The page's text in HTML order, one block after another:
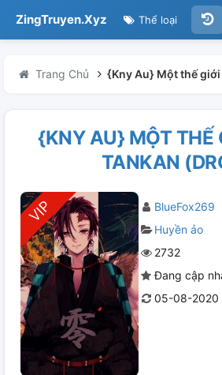
ZingTruyen.Xyz Thể loại
Trang Chủ {Kny Au} Một thế giới
{KNY AU} MỘT THẾ
TANKAN
BlueFox269
Huyền ảo
2732
Đang cập
05-08-2020